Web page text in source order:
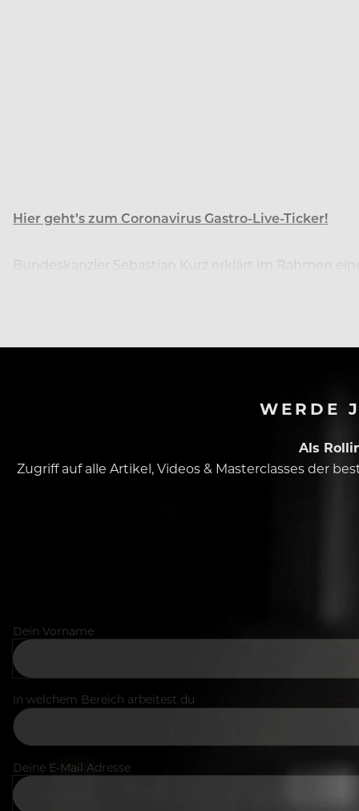
Hier geht’s zum Coronavirus Gastro-Live-Ticker!
Bundeskanzler Sebastian Kurz erklärt im Rahmen
wirtschaftlich. Österreich sei auf einem guten Weg.
WERDE
Als
Zugriff auf alle Artikel, Videos & Masterclasses der
Dein Vorname
In welchem Bereich arbeitest du
Deine E-Mail Adresse